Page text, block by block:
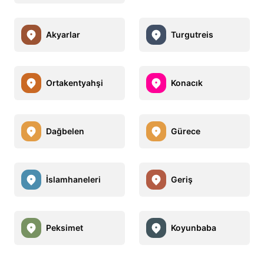
Akyarlar Turgutreis
Ortakentyahşi Konacık
Dağbelen Gürece
İslamhaneleri Geriş
Peksimet Koyunbaba